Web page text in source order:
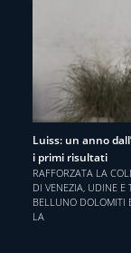
Luiss: un anno
i primi risultati
RAFFORZATA LA
DI VENEZIA, UDINE E
BELLUNO DOLOMITI
LA